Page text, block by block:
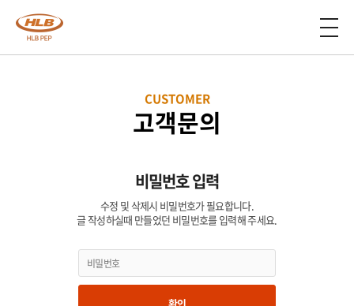
CUSTOMER
고객문의
비밀번호 입력
수정 및 삭제시 비밀번호가 필요합니다.
글 작성하실때 만들었던 비밀번호를 입력해 주세요.